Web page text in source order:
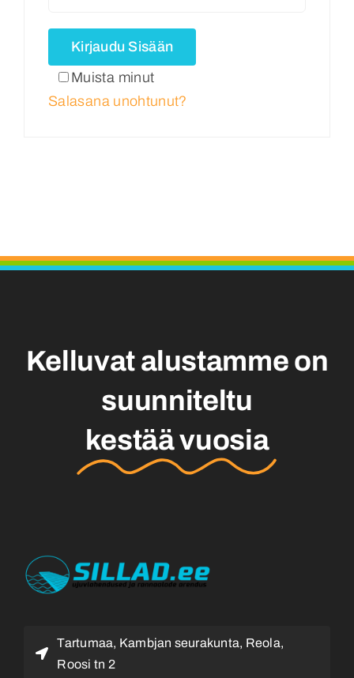
Ota Yhteyttä
Suomi
Muista minut
Kirjaudu Sisään
Salasana unohtunut?
Kelluvat alustamme on
suunniteltu
kestää vuosia
Tartumaa, Kambjan seurakunta, Reola,
Roosi tn 2